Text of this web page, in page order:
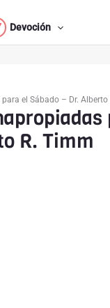
Devoción
el Sábado – Dr. Alberto
R. Timm